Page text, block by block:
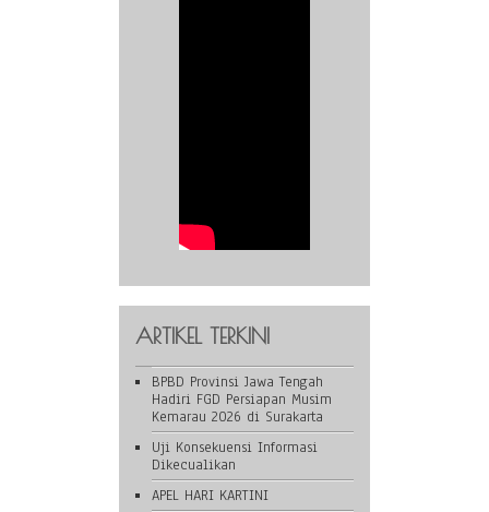
ARTIKEL TERKINI
BPBD Provinsi Jawa Tengah
Hadiri FGD Persiapan Musim
Kemarau 2026 di Surakarta
Uji Konsekuensi Informasi
Dikecualikan
APEL HARI KARTINI